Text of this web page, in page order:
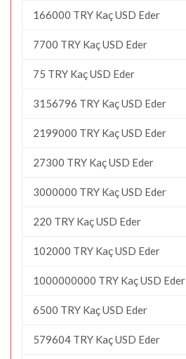
166000 TRY Kaç USD Eder
7700 TRY Kaç USD Eder
75 TRY Kaç USD Eder
3156796 TRY Kaç USD Eder
2199000 TRY Kaç USD Eder
27300 TRY Kaç USD Eder
3000000 TRY Kaç USD Eder
220 TRY Kaç USD Eder
102000 TRY Kaç USD Eder
1000000000 TRY Kaç USD Eder
6500 TRY Kaç USD Eder
579604 TRY Kaç USD Eder